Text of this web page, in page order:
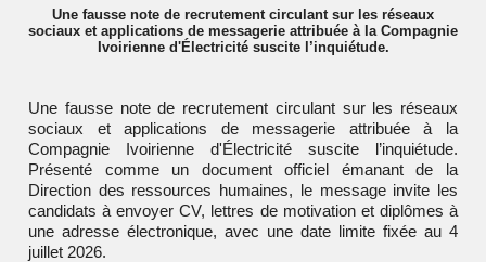
Une fausse note de recrutement circulant sur les réseaux
sociaux et applications de messagerie attribuée à la Compagnie
Ivoirienne d'Électricité suscite l’inquiétude.
Une fausse note de recrutement circulant sur les réseaux
sociaux et applications de messagerie attribuée à la
Compagnie Ivoirienne d'Électricité suscite l’inquiétude.
Présenté comme un document officiel émanant de la
Direction des ressources humaines, le message invite les
candidats à envoyer CV, lettres de motivation et diplômes à
une adresse électronique, avec une date limite fixée au 4
juillet 2026.